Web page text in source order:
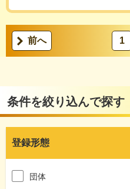
前へ 1
条件を絞り込んで探す
登録形態
団体